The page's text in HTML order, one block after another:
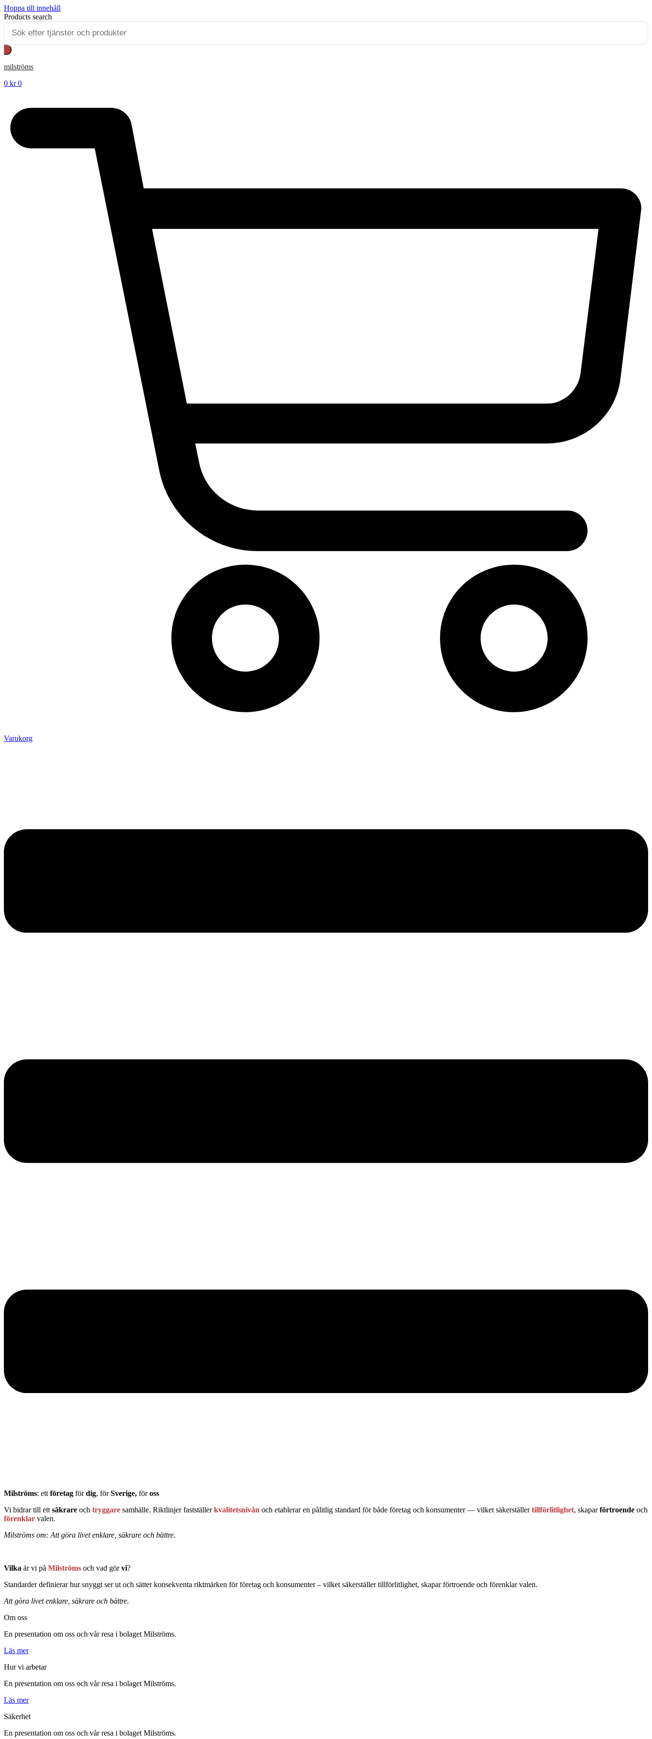
Hoppa till innehåll
Products search
milströms
0 kr 0
Varukorg
Milströms: ett företag fördig, förSverige, föross
Vi bidrar till ett säkrare och tryggare samhälle. Riktlinjer fastställerkvalitetsnivån och etablerar en pålitlig standard för både företag och konsumenter — vilket säkerställertillförlitlighet, skaparförtroende och
förenklar valen.
Milströms om: Att göra livet enklare, säkrare och bättre.
Vilka är vi på Milströms och vad görvi?
Standarder definierar hur snyggt ser ut och sätter konsekventa riktmärken för företag och konsumenter – vilket säkerställer tillförlitlighet, skapar förtroende och förenklar valen.
Att göra livet enklare, säkrare och bättre.
Om oss
En presentation om oss och vår resa i bolaget Milströms.
Läs mer
Hur vi arbetar
En presentation om oss och vår resa i bolaget Milströms.
Läs mer
Säkerhet
En presentation om oss och vår resa i bolaget Milströms.